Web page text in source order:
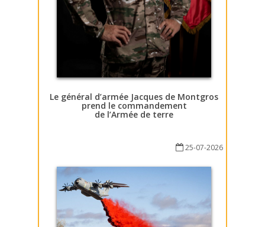
Le général d’armée Jacques de Montgros
prend le commandement
de l’Armée de terre
25-07-2026